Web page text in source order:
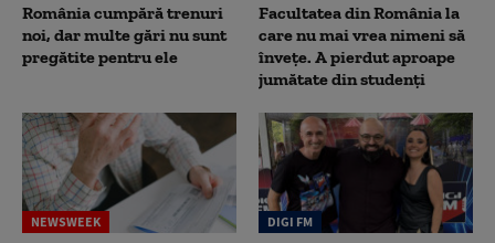
România cumpără trenuri
noi, dar multe gări nu sunt
pregătite pentru ele
Facultatea din România la
care nu mai vrea nimeni să
înveţe. A pierdut aproape
jumătate din studenţi
NEWSWEEK DIGI FM